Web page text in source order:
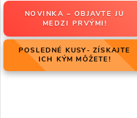
NOVINKA – OBJAVTE JU
MEDZI PRVÝMI!
POSLEDNÉ KUSY- ZÍSKAJTE
ICH KÝM MÔŽETE!